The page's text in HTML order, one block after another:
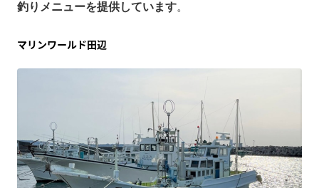
釣りメニューを提供しています。
マリンワールド田辺